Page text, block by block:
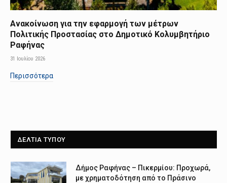
Ανακοίνωση για την εφαρμογή των μέτρων
Πολιτικής Προστασίας στο Δημοτικό Κολυμβητήριο
Ραφήνας
31 Ιουλίου 2026
Περισσότερα
ΔΕΛΤΙΑ ΤΥΠΟΥ
Δήμος Ραφήνας – Πικερμίου: Προχωρά,
με χρηματοδότηση από το Πράσινο